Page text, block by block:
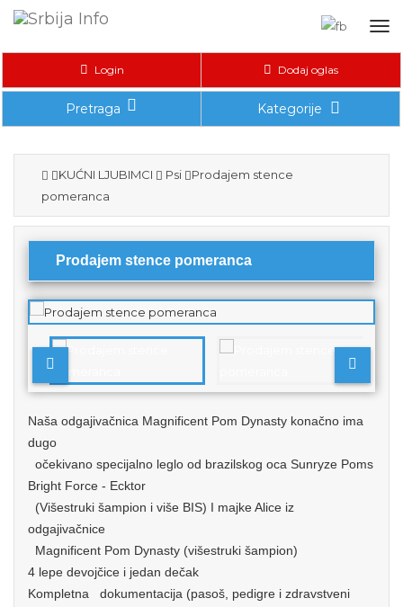
Login Dodaj oglas
Pretraga Kategorije
KUĆNI LJUBIMCI Psi
Prodajem stence
pomeranca
Prodajem stence pomeranca
Naša odgajivačnica Magnificent Pom Dynasty konačno ima
dugo
očekivano specijalno leglo od brazilskog oca Sunryze Poms
Bright Force - Ecktor
(Višestruki šampion i više BIS) I majke Alice iz
odgajivačnice
Magnificent Pom Dynasty (višestruki šampion)
4 lepe devojčice i jedan dečak
Kompletna dokumentacija (pasoš, pedigre i zdravstveni